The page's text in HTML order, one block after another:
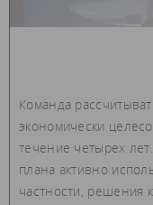
Команда
экономически
течение четырех
плана активно
частности, решения